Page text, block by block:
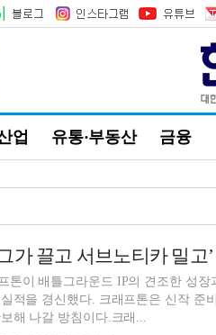
업 유통·부동산 금융
가 끌고 서브노티카 밀고
톤이 배틀그라운드 IP의 견조한 성
적을 경신했다. 크래프톤은 신작 준
해 나갈 방침이다.크래...